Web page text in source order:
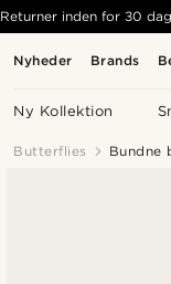
Nyheder Brands
Ny Kollektion
Returner inden for 30
Butterflies Bundne